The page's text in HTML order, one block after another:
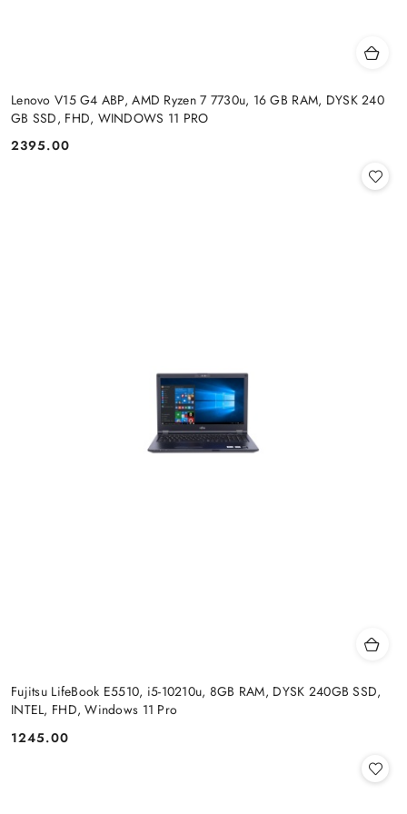
Lenovo V15 G4 ABP, AMD Ryzen 7 7730u, 16 GB RAM, DYSK 240
GB SSD, FHD, WINDOWS 11 PRO
Cena:
2395.00
Fujitsu LifeBook E5510, i5-10210u, 8GB RAM, DYSK 240GB SSD,
INTEL, FHD, Windows 11 Pro
Cena:
1245.00